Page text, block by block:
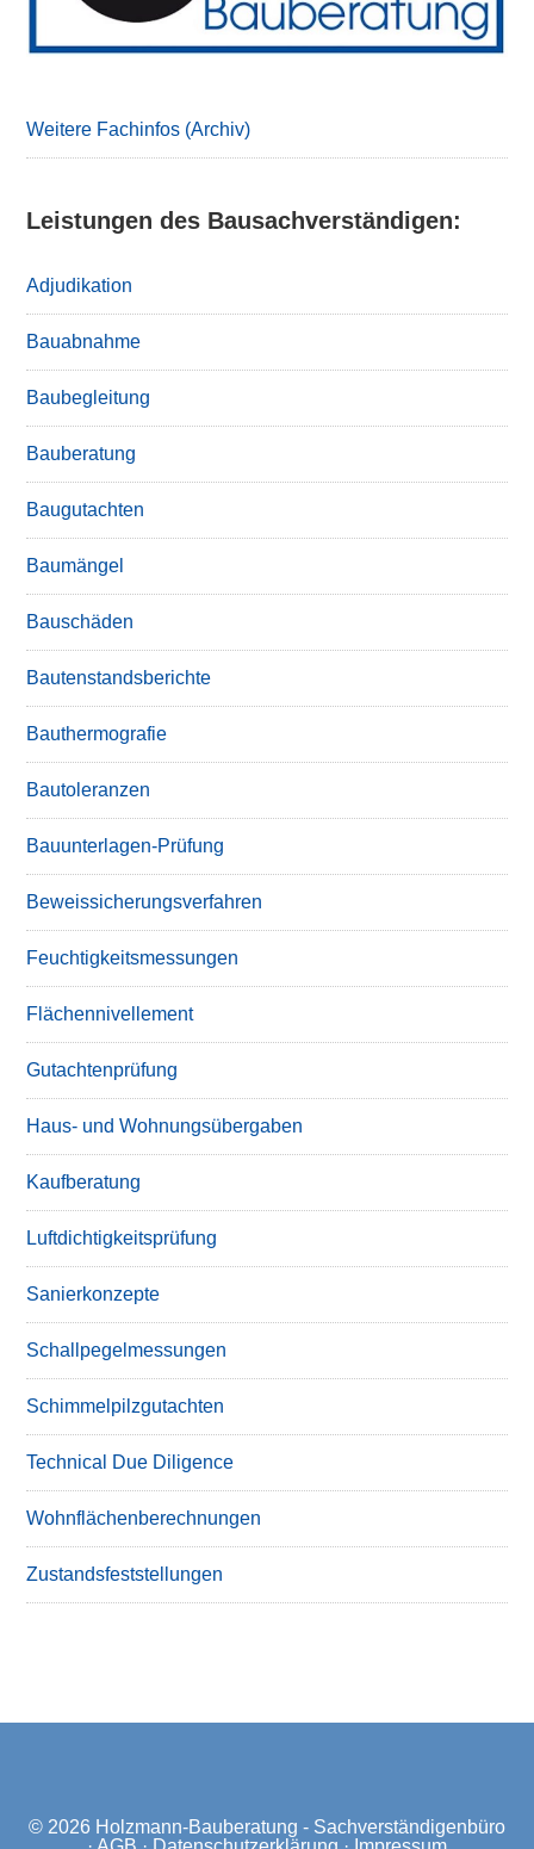
Weitere Fachinfos (Archiv)
Leistungen des Bausachverständigen:
Adjudikation
Bauabnahme
Baubegleitung
Bauberatung
Baugutachten
Baumängel
Bauschäden
Bautenstandsberichte
Bauthermografie
Bautoleranzen
Bauunterlagen-Prüfung
Beweissicherungsverfahren
Feuchtigkeitsmessungen
Flächennivellement
Gutachtenprüfung
Haus- und Wohnungsübergaben
Kaufberatung
Luftdichtigkeitsprüfung
Sanierkonzepte
Schallpegelmessungen
Schimmelpilzgutachten
Technical Due Diligence
Wohnflächenberechnungen
Zustandsfeststellungen
© 2026 Holzmann-Bauberatung - Sachverständigenbüro